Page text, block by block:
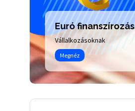
Euró finanszírozás
Vállalkozásoknak
Megnéz